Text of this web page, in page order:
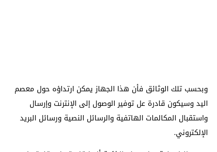
وبحسب تلك الوثائق فأن هذا الجهاز يمكن ارتداؤه حول معصم
اليد وسيكون قادرة عل توفير الوصول إلى الإنترنت وإرسال
واستقبال المكالمات الهاتفية والرسائل النصية ورسائل البريد
الإلكتروني.